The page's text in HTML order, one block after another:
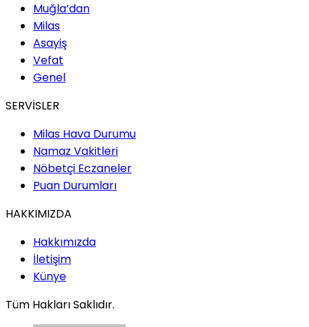
Muğla’dan
Milas
Asayiş
Vefat
Genel
SERVİSLER
Milas Hava Durumu
Namaz Vakitleri
Nöbetçi Eczaneler
Puan Durumları
HAKKIMIZDA
Hakkımızda
İletişim
Künye
Tüm Hakları Saklıdır.